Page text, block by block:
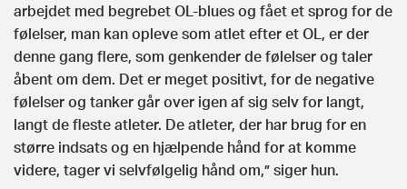
arbejdet med begrebet OL-blues og fået et sprog for de
følelser, man kan opleve som atlet efter et OL, er der
denne gang flere, som genkender de følelser og taler
åbent om dem. Det er meget positivt, for de negative
følelser og tanker går over igen af sig selv for langt,
langt de fleste atleter. De atleter, der har brug for en
større indsats og en hjælpende hånd for at komme
videre, tager vi selvfølgelig hånd om,” siger hun.